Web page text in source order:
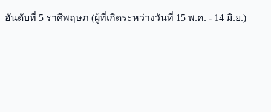
อันดับที่ 5 ราศีพฤษภ (ผู้ที่เกิดระหว่างวันที่ 15 พ.ค. - 14 มิ.ย.)